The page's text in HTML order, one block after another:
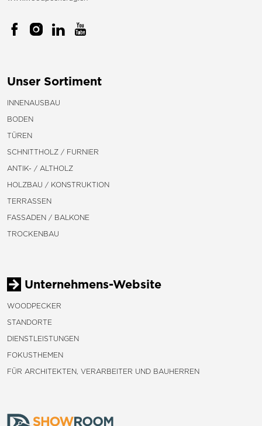
Unser Sortiment
INNENAUSBAU
BODEN
TÜREN
SCHNITTHOLZ / FURNIER
ANTIK- / ALTHOLZ
HOLZBAU / KONSTRUKTION
TERRASSEN
FASSADEN / BALKONE
TROCKENBAU
Unternehmens-Website
WOODPECKER
STANDORTE
DIENSTLEISTUNGEN
FOKUSTHEMEN
FÜR ARCHITEKTEN, VERARBEITER UND BAUHERREN